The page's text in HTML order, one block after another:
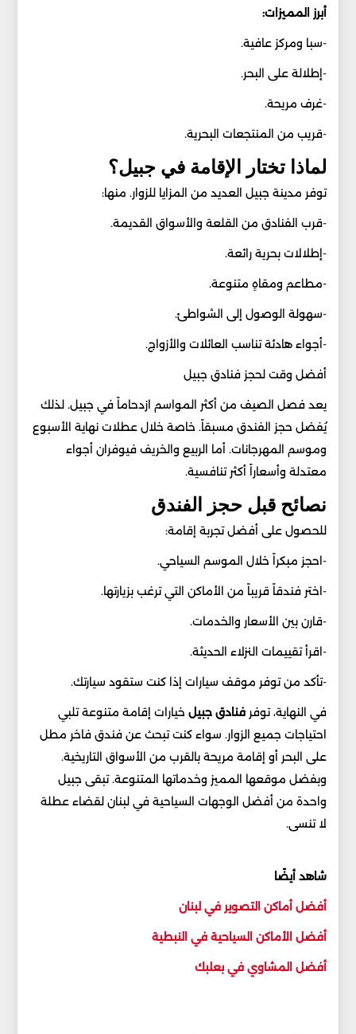
أبرز المميزات:
-سبا ومركز عافية.
-إطلالة على البحر.
-غرف مريحة.
-قريب من المنتجعات البحرية.
لماذا تختار الإقامة في جبيل؟
توفر مدينة جبيل العديد من المزايا للزوار. منها:
-قرب الفنادق من القلعة والأسواق القديمة.
-إطلالات بحرية رائعة.
-مطاعم ومقاهٍ متنوعة.
-سهولة الوصول إلى الشواطئ.
-أجواء هادئة تناسب العائلات والأزواج.
أفضل وقت لحجز فنادق جبيل
يعد فصل الصيف من أكثر المواسم ازدحاماً في جبيل. لذلك
يُفضل حجز الفندق مسبقاً. خاصة خلال عطلات نهاية الأسبوع
وموسم المهرجانات. أما الربيع والخريف فيوفران أجواء
معتدلة وأسعاراً أكثر تنافسية.
نصائح قبل حجز الفندق
للحصول على أفضل تجربة إقامة:
-احجز مبكراً خلال الموسم السياحي.
-اختر فندقاً قريباً من الأماكن التي ترغب بزيارتها.
-قارن بين الأسعار والخدمات.
-اقرأ تقييمات النزلاء الحديثة.
-تأكد من توفر موقف سيارات إذا كنت ستقود سيارتك.
في النهاية، توفرفنادق جبيلخيارات إقامة متنوعة تلبي
احتياجات جميع الزوار. سواء كنت تبحث عن فندق فاخر مطل
على البحر أو إقامة مريحة بالقرب من الأسواق التاريخية.
وبفضل موقعها المميز وخدماتها المتنوعة. تبقى جبيل
واحدة من أفضل الوجهات السياحية في لبنان لقضاء عطلة
لا تنسى.
شاهد أيضًا
أفضل أماكن التصوير في لبنان
أفضل الأماكن السياحية في النبطية
أفضل المشاوي في بعلبك